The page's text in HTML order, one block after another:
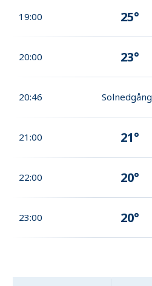
19:00 25°
20:00 23°
20:46 Solnedgång
21:00 21°
22:00 20°
23:00 20°